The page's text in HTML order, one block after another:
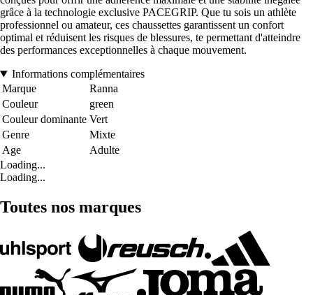
grâce à la technologie exclusive PACEGRIP. Que tu sois un athlète
professionnel ou amateur, ces chaussettes garantissent un confort
optimal et réduisent les risques de blessures, te permettant d'atteindre
des performances exceptionnelles à chaque mouvement.
Informations complémentaires
Marque
Ranna
Couleur
green
Couleur dominante Vert
Genre
Mixte
Age
Adulte
Loading...
Loading...
Toutes nos marques